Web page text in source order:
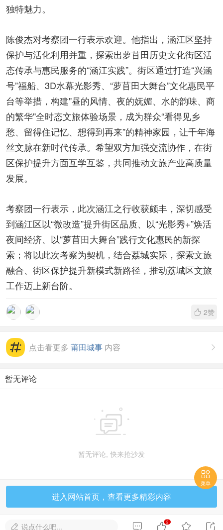
独特魅力。
陈俊杰对考察团一行表示欢迎。他指出，涵江区坚持
保护与活化利用并重，探索出萝苜田历史文化街区活
态传承与惠民服务的“涵江实践”。街区通过打造“兴涵
号”福船、3D水幕光影秀、“萝苜田大舞台”文化惠民平
台等举措，构建"昼的风情、夜的妩媚、水的韵味、商
的繁华"全时态文旅体验场景，成为群众“看得见乡
愁、留得住记忆、想得到再来”的精神家园，让千年海
丝文脉在新时代传承。希望双方加强交流协作，在街
区保护提升方面互学互鉴，共同推动文旅产业高质量
发展。
考察团一行表示，此次涵江之行收获颇丰，深切感受
到涵江区以“微改造”提升街区品质、以“光影秀+”焕活
夜间经济、以“萝苜田大舞台”践行文化惠民的新探
索；将以此次考察为契机，结合荔城实际，探索文旅
融合、街区保护提升新模式新路径，推动荔城区文旅
工作迈上新台阶。
 2赞

点击看更多 莆田城事 内容
暂无评论

暂无评论, 快来抢沙发
进入网站首页，查看更多精彩内容

菜单
 说点什么吧...  2  